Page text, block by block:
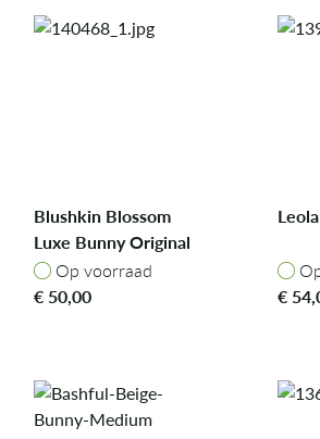
Blushkin Blossom
Luxe Bunny Original
Op voorraad
Op voorraad
€ 50,00
€